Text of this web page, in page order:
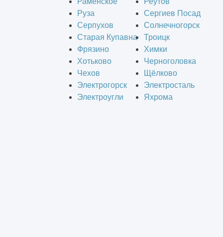
Руза
Сергиев Посад
Серпухов
Солнечногорск
Старая Купавна
Троицк
Фрязино
Химки
Хотьково
Черноголовка
Чехов
Щёлково
Электрогорск
Электросталь
Электроугли
Яхрома